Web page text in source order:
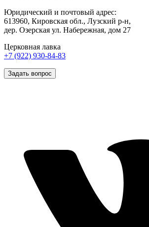
Юридический и почтовый адрес:
613960, Кировская обл., Лузский р-н,
дер. Озерская ул. Набережная, дом 27
Церковная лавка
+7 (922) 930-84-83
Задать вопрос